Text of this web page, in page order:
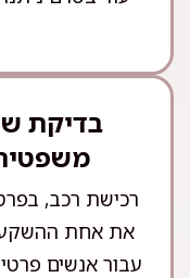
בדיקת
רכישת רכב,
את אחת
עבור אנשים